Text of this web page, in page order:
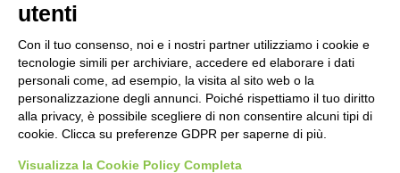
Piè di pagina
Contatti
Lavora con noi
Seguici su
utenti
Con il tuo consenso, noi e i nostri partner utilizziamo i cookie e
tecnologie simili per archiviare, accedere ed elaborare i dati
personali come, ad esempio, la visita al sito web o la
personalizzazione degli annunci. Poiché rispettiamo il tuo diritto
alla privacy, è possibile scegliere di non consentire alcuni tipi di
cookie. Clicca su preferenze GDPR per saperne di più.
Visualizza la Cookie Policy Completa